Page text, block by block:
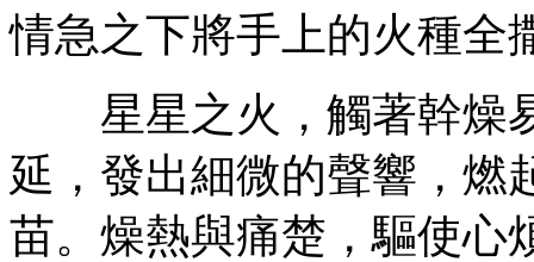
情急之下將手上的火種全
星星之火，觸著幹燥
延，發出細微的聲響，燃
苗。燥熱與痛楚，驅使心